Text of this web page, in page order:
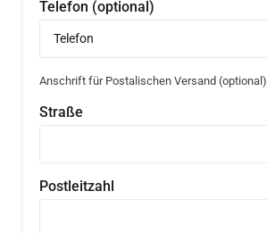
Telefon (optional)
Anschrift für Postalischen Versand (optional)
Straße
Postleitzahl